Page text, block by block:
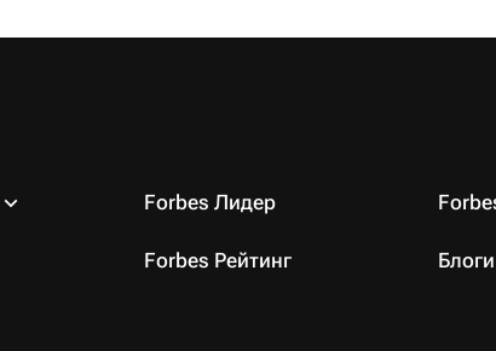
Forbes Лидер
Forbes Рейтинг Блоги